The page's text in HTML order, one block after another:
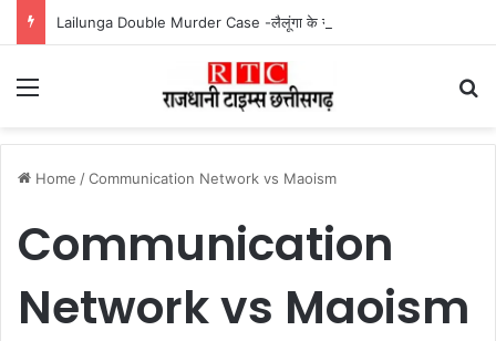
Menu
Home /Communication Network vs Maoism
Communication
Network vs Maoism